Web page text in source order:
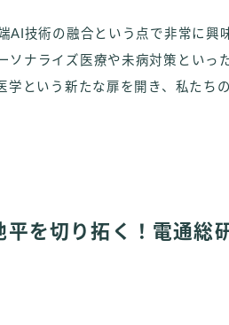
AI技術の融合という点で非常に興
ソナライズ医療や未病対策といっ
学という新たな扉を開き、私たち
を切り拓く！電通総